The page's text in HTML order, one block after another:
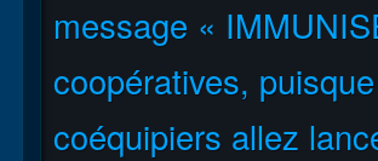
message «
coopératives,
coéquipiers allez